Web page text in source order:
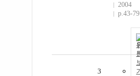
2004
p.43-79
3